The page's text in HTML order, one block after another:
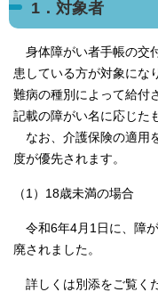
1．対象者
身体障がい者手帳の交
患している方が対象にな
難病の種別によって給付
記載の障がい名に応じた
なお、介護保険の適用
度が優先されます。
（1）18歳未満の場合
令和6年4月1日に、障
廃されました。
詳しくは別添をご覧く